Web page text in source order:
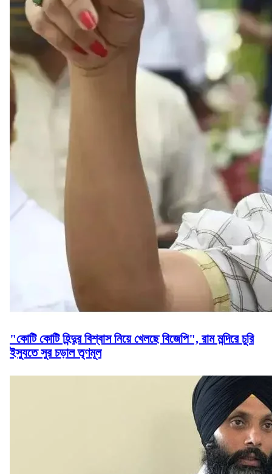
"কোটি কোটি হিন্দুর বিশ্বাস নিয়ে খেলছে বিজেপি", রাম মন্দিরে চুরি
ইস্যুতে সুর চড়াল তৃণমূল